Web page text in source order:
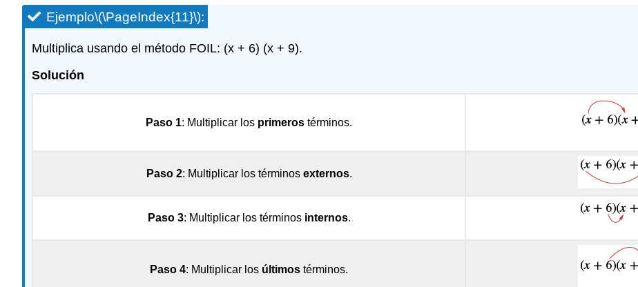
Ejemplo\(\PageIndex{11}\):
Multiplica usando el método FOIL: (x + 6) (x + 9).
Solución
Paso 1: Multiplicar los primeros términos.
Paso 2: Multiplicar los términos externos.
Paso 3: Multiplicar los términos internos.
Paso 4: Multiplicar los últimos términos.